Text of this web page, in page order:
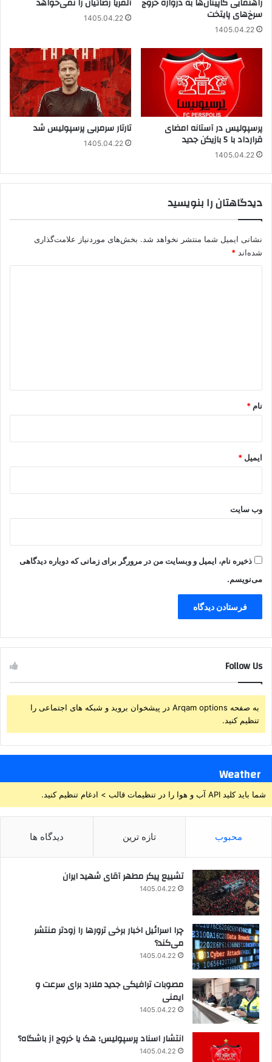
سرخ‌های پایتخت
1405.04.22
1405.04.22
پرسپولیس در آستانه امضای
قرارداد با 5 بازیکن جدید
1405.04.22
تارتار سرمربی پرسپولیس شد
1405.04.22
دیدگاهتان را بنویسید
نشانی ایمیل شما منتشر نخواهد شد. بخش‌های موردنیاز علامت‌گذاری
شده‌اند *
نام *
ایمیل *
وب‌ سایت
ذخیره نام، ایمیل و وبسایت من در مرورگر برای زمانی که دوباره دیدگاهی
می‌نویسم.
Follow Us
به صفحه Arqam options در پیشخوان بروید و شبکه های اجتماعی را
تنظیم کنید.
Weather
شما باید کلید API آب و هوا را در تنظیمات قالب > ادغام تنظیم کنید.
محبوب تازه ترین دیدگاه ها
تشییع پیکر مطهر آقای شهید ایران
1405.04.22
چرا اسرائیل اخبار برخی ترورها را زودتر منتشر
می‌کند؟
1405.04.22
مصوبات ترافیکی جدید ملارد برای سرعت و
ایمنی
1405.04.22
انتشار اسناد پرسپولیس؛ هک یا خروج از باشگاه؟
1405.04.22